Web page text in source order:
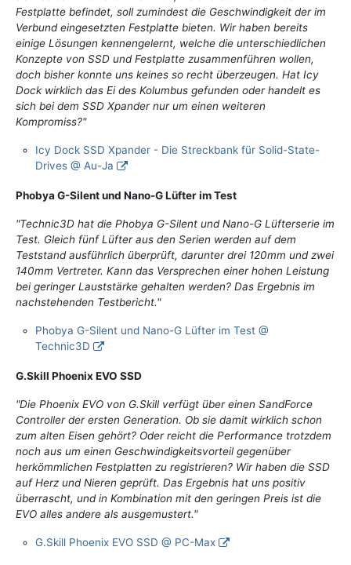
Festplatte befindet, soll zumindest die Geschwindigkeit der im
Verbund eingesetzten Festplatte bieten. Wir haben bereits
einige Lösungen kennengelernt, welche die unterschiedlichen
Konzepte von SSD und Festplatte zusammenführen wollen,
doch bisher konnte uns keines so recht überzeugen. Hat Icy
Dock wirklich das Ei des Kolumbus gefunden oder handelt es
sich bei dem SSD Xpander nur um einen weiteren
Kompromiss?"
Icy Dock SSD Xpander - Die Streckbank für Solid-State-
Drives @ Au-Ja
Phobya G-Silent und Nano-G Lüfter im Test
"Technic3D hat die Phobya G-Silent und Nano-G Lüfterserie im
Test. Gleich fünf Lüfter aus den Serien werden auf dem
Teststand ausführlich überprüft, darunter drei 120mm und zwei
140mm Vertreter. Kann das Versprechen einer hohen Leistung
bei geringer Lauststärke gehalten werden? Das Ergebnis im
nachstehenden Testbericht."
Phobya G-Silent und Nano-G Lüfter im Test @
Technic3D
G.Skill Phoenix EVO SSD
"Die Phoenix EVO von G.Skill verfügt über einen SandForce
Controller der ersten Generation. Ob sie damit wirklich schon
zum alten Eisen gehört? Oder reicht die Performance trotzdem
noch aus um einen Geschwindigkeitsvorteil gegenüber
herkömmlichen Festplatten zu registrieren? Wir haben die SSD
auf Herz und Nieren geprüft. Das Ergebnis hat uns positiv
überrascht, und in Kombination mit den geringen Preis ist die
EVO alles andere als ausgemustert."
G.Skill Phoenix EVO SSD @ PC-Max